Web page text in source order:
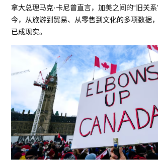
拿大总理马克·卡尼曾直言，加美之间的“旧关系
今，从旅游到贸易、从零售到文化的多项数据
已成现实。